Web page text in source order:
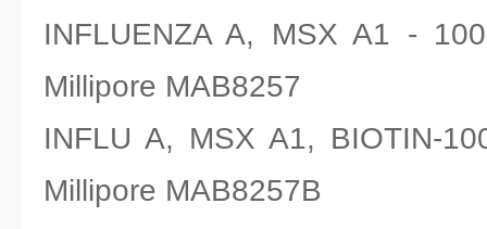
INFLUENZA A, MSX A1 -
Millipore MAB8257
INFLU A, MSX A1, BIOTIN-
Millipore MAB8257B